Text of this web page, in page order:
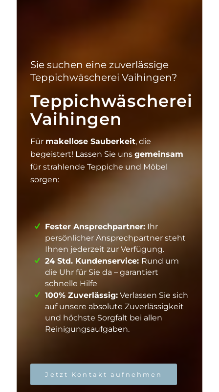
Sie suchen eine zuverlässige
Teppichwäscherei Vaihingen?
Teppichwäscherei
Vaihingen
Für makellose Sauberkeit, die
begeistert! Lassen Sie unsgemeinsam
für strahlende Teppiche und Möbel
sorgen:
Fester Ansprechpartner:Ihr
persönlicher Ansprechpartner steht
Ihnen jederzeit zur Verfügung.
24 Std. Kundenservice: Rund um
die Uhr für Sie da – garantiert
schnelle Hilfe
100% Zuverlässig:Verlassen Sie sich
auf unsere absolute Zuverlässigkeit
und höchste Sorgfalt bei allen
Reinigungsaufgaben.
Jetzt Kontakt aufnehmen